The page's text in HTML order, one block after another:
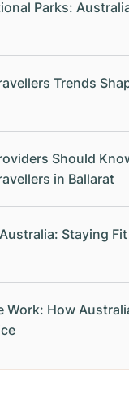
Parks:
Trends
Should
in Ballarat
Staying
Work: How